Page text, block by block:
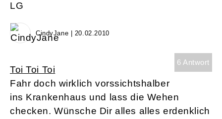
LG
CindyJane | 20.02.2010
6 Antwort
Toi Toi Toi
Fahr doch wirklich vorssichtshalber
ins Krankenhaus und lass die Wehen
checken. Wünsche Dir alles alles erdenklich